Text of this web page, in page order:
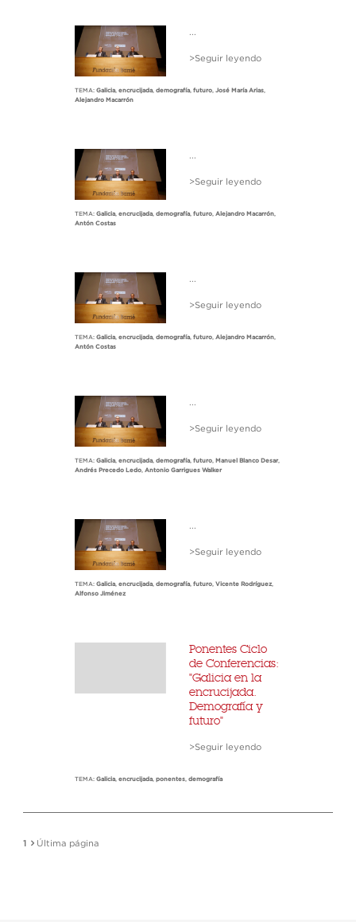
>Seguir leyendo
TEMA: Galicia, encrucijada, demografía, futuro, José María Arias,
Alejandro Macarrón
>Seguir leyendo
TEMA: Galicia, encrucijada, demografía, futuro, Alejandro Macarrón,
Antón Costas
>Seguir leyendo
TEMA: Galicia, encrucijada, demografía, futuro, Alejandro Macarrón,
Antón Costas
>Seguir leyendo
TEMA: Galicia, encrucijada, demografía, futuro, Manuel Blanco Desar,
Andrés Precedo Ledo, Antonio Garrigues Walker
>Seguir leyendo
TEMA: Galicia, encrucijada, demografía, futuro, Vicente Rodríguez,
Alfonso Jiménez
Ponentes Ciclo
de Conferencias:
"Galicia en la
encrucijada.
Demografía y
futuro"
>Seguir leyendo
TEMA: Galicia, encrucijada, ponentes, demografía
1 Última página